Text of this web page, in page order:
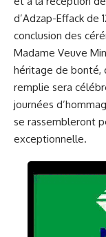
d’Adzap-Effack de
conclusion des
Madame Veuve
héritage de bonté,
remplie sera
journées
se rassembleront
exceptionnelle.